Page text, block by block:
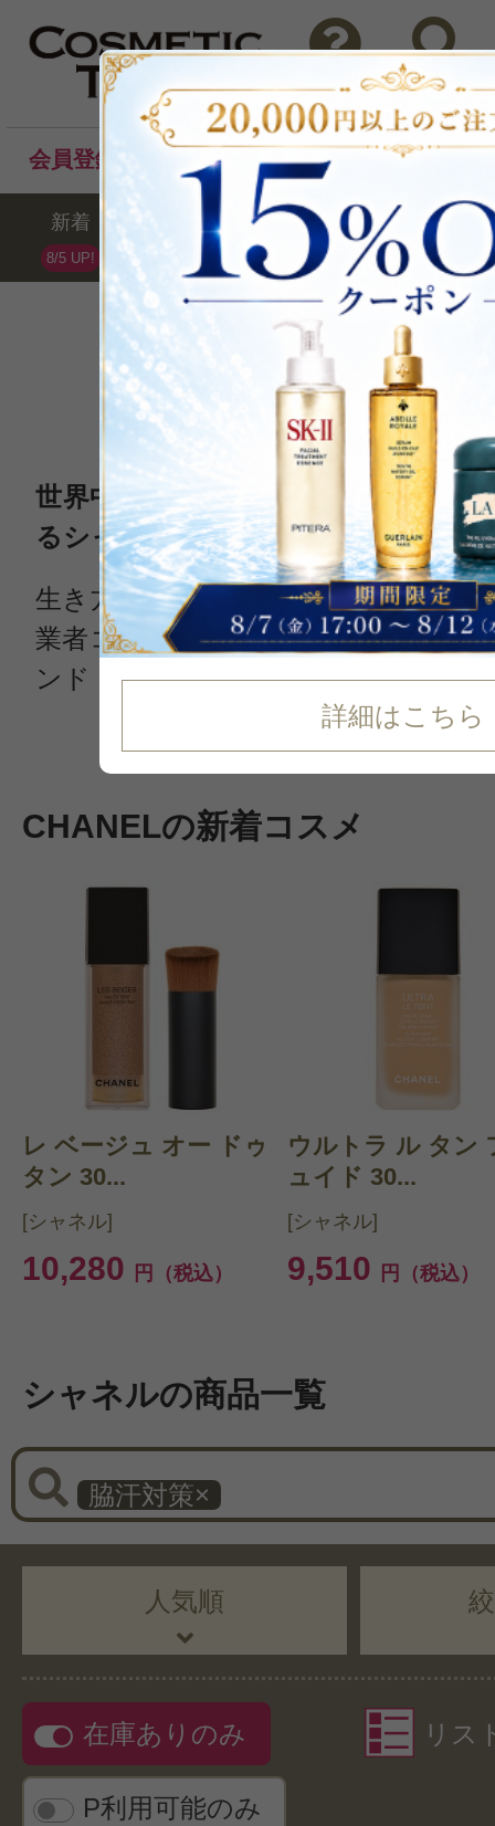
問い合わせ 検索
会員登録後のお買い物でポイントプレゼント！
新着
8/5 UP!
セール ランキング ブ
詳細はこちら
CHANEL
シャネル
全96点 /最大10%OFF
世界中の女性をとりこにする、時を
るシャネル
生き方そのものをスタイルとして生
業者ココ・シャネルによって生み出
ンド シャネル（CHANEL）
続きを読む
CHANELの新着コスメ
レ ベージュ オー ドゥ
タン 30...
[シャネル]
10,280 円（税込）
ウルトラ ル タン
ュイド 30...
[シャネル]
9,510 円（税込）
シャネルの商品一覧
脇汗対策×
人気順
在庫ありのみ
P利用可能のみ
リス